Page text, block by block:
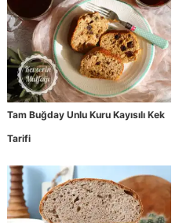
Tam Buğday Unlu Kuru Kayısılı Kek
Tarifi